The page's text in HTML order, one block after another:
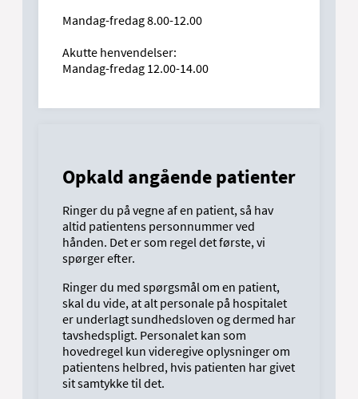
Mandag-fredag 8.00-12.00
Akutte henvendelser:
Mandag-fredag 12.00-14.00
Opkald angående patienter
Ringer du på vegne af en patient, så hav
altid patientens personnummer ved
hånden. Det er som regel det første, vi
spørger efter.
Ringer du med spørgsmål om en patient,
skal du vide, at alt personale på hospitalet
er underlagt sundhedsloven og dermed har
tavshedspligt. Personalet kan som
hovedregel kun videregive oplysninger om
patientens helbred, hvis patienten har givet
sit samtykke til det.